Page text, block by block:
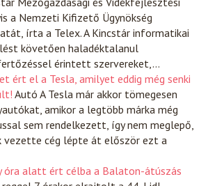
a Nemzeti Kifizető Ügynökség
írta a Telex. A Kincstár informatikai
követően haladéktalanul
érintett szervereket,…
ért el a Tesla, amilyet eddig még senki
Autó A Tesla már akkor tömegesen
amikor a legtöbb márka még
sem rendelkezett, így nem meglepő,
vezette cég lépte át először ezt a
óra alatt ért célba a Balaton-átúszás